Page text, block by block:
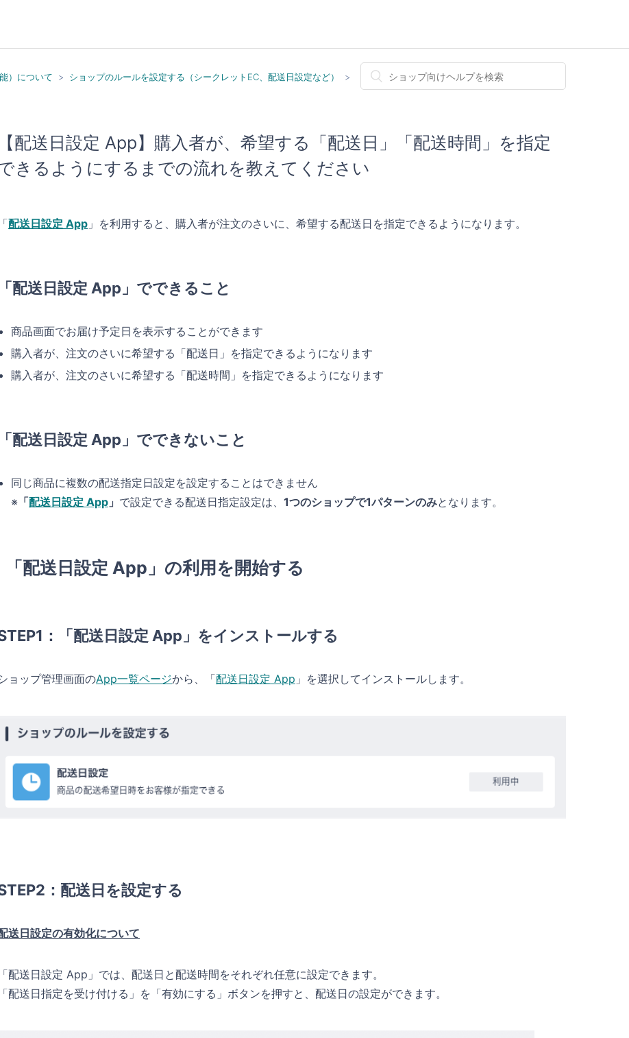
）について
ショップのルールを設定する（シークレットEC、配送日設定など）
【配送日設定 App】購入者が、希望する「配送日」「配送時間」を指定
きるようにするまでの流れを教えてください
「配送日設定 App 」を利用すると、購入者が注文のさいに、希望する配送日を指定できるようになります。
「配送日設定 App」でできること
商品画面でお届け予定日を表示することができます
購入者が、注文のさいに希望する「配送日」を指定できるようになります
購入者が、注文のさいに希望する「配送時間」を指定できるようになります
「配送日設定 App」でできないこと
同じ商品に複数の配送指定日設定を設定することはできません
※ 「配送日設定 App 」 で設定できる配送日指定設定は、 1つのショップで1パターンのみとなります。
「配送日設定 App」の利用を開始する
：「配送日設定 App」をインストールする
ョップ管理画面のApp一覧ページから、「配送日設定 App 」を選択してインストールします。
：配送日を設定する
送日設定の有効化について
「配送日設定 App」では、配送日と配送時間をそれぞれ任意に設定できます。
「配送日指定を受け付ける」を「有効にする」ボタンを押すと、配送日の設定ができます。